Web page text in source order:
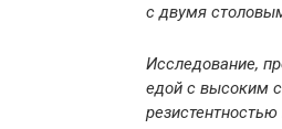
с двумя
Исследование,
едой с высоким
резистентностью